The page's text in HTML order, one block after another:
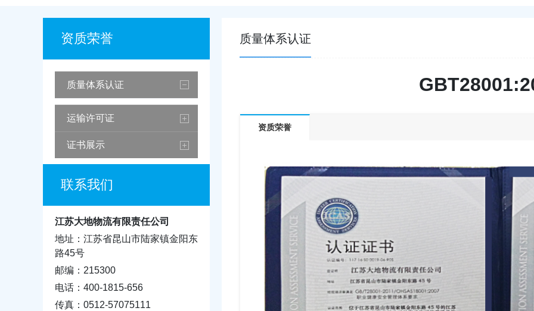
资质荣誉
质量体系认证
运输许可证
证书展示
联系我们
江苏大地物流有限责任公司
地址：江苏省昆山市陆家镇金阳东
路45号
邮编：215300
电话：400-1815-656
传真：0512-57075111
质量体系认证
资质荣誉